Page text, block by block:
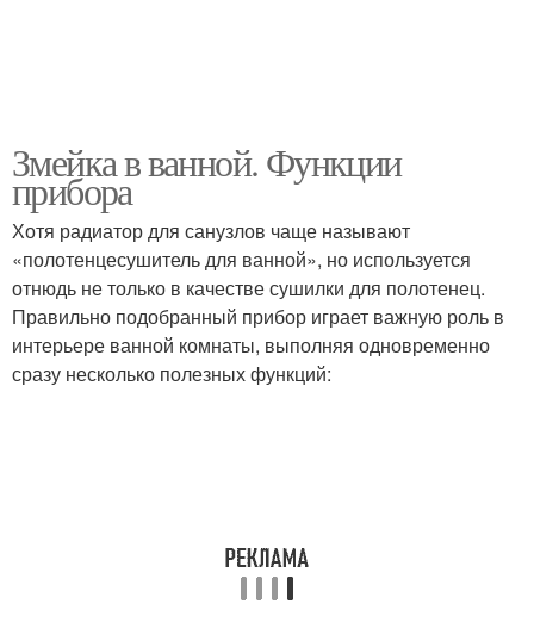
Змейка в ванной. Функции
прибора
Хотя радиатор для санузлов чаще называют
«полотенцесушитель для ванной», но используется
отнюдь не только в качестве сушилки для полотенец.
Правильно подобранный прибор играет важную роль в
интерьере ванной комнаты, выполняя одновременно
сразу несколько полезных функций: